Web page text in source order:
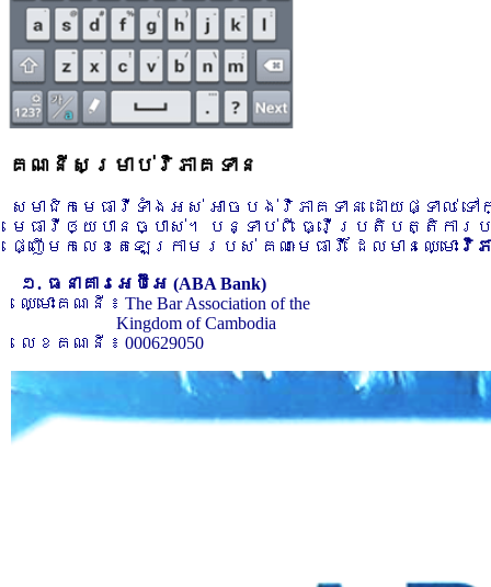
គណនីសម្រាប់វិភាគទាន
សមាជិកមេធាវីទាំងអស់ អាចបង់វិភាគទាន ដោយផ្ទាល់
មេធាវីឲ្យបានច្បាស់។ បន្ទាប់ពី ធ្វើប្រតិបត្តិកា
ផ្ញើមកលេខតេឡេក្រាមរបស់ គណៈមេធាវី ដែលមានឈ្មោះ វិភ
១. ធនាគារអេប៊ីអេ (ABA Bank)
ឈ្មោះគណនី ៖ The Bar Association of the
Kingdom of Cambodia
លេខគណនី ៖ 000629050